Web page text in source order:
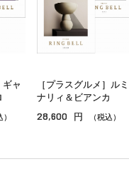
ギャ
）
［プラスグルメ］ルミ
ナリィ＆ビアンカ
28,600 円 （税込）